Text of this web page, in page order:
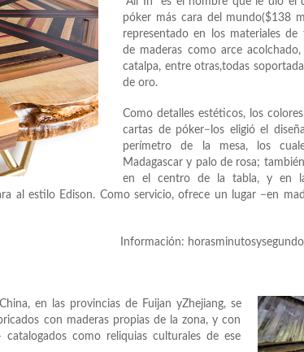
póker más cara del mundo($138
representado en los materiales
de maderas como arce
catalpa, entre otras,todas
de oro.
Como detalles estéticos, los
cartas de póker−los eligió el
perímetro de la mesa, los
Madagascar y palo de rosa;
en el centro de la tabla, y en
al estilo Edison. Como servicio, ofrece un lugar −en
en las provincias de Fuijan yZhejiang, se
con maderas propias de la zona, y con
como reliquias culturales de ese